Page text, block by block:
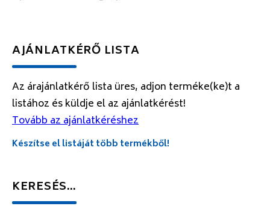
AJÁNLATKÉRŐ LISTA
Az árajánlatkérő lista üres, adjon terméke(ke)t a
listához és küldje el az ajánlatkérést!
Tovább az ajánlatkéréshez
Készítse el listáját több termékből!
KERESÉS…